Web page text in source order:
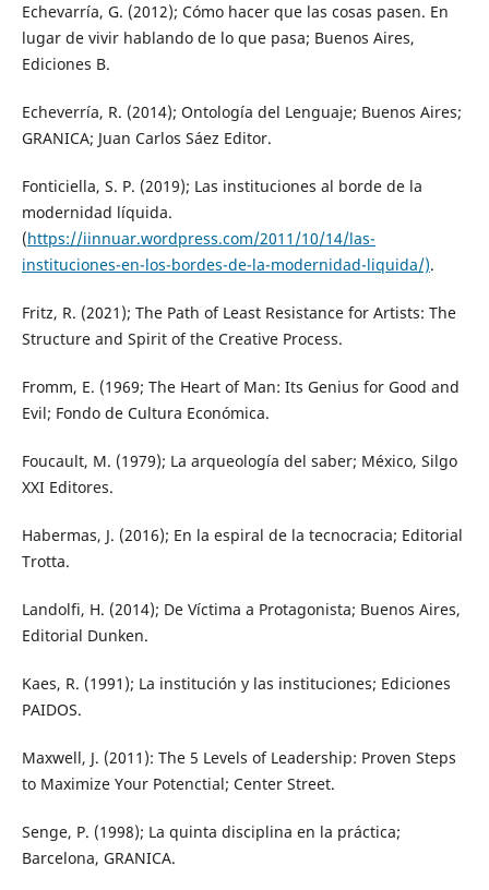
Echevarría, G. (2012); Cómo hacer que las cosas pasen. En
lugar de vivir hablando de lo que pasa; Buenos Aires,
Ediciones B.
Echeverría, R. (2014); Ontología del Lenguaje; Buenos Aires;
GRANICA; Juan Carlos Sáez Editor.
Fonticiella, S. P. (2019); Las instituciones al borde de la
modernidad líquida.
(https://iinnuar.wordpress.com/2011/10/14/las-
instituciones-en-los-bordes-de-la-modernidad-liquida/).
Fritz, R. (2021); The Path of Least Resistance for Artists: The
Structure and Spirit of the Creative Process.
Fromm, E. (1969; The Heart of Man: Its Genius for Good and
Evil; Fondo de Cultura Económica.
Foucault, M. (1979); La arqueología del saber; México, Silgo
XXI Editores.
Habermas, J. (2016); En la espiral de la tecnocracia; Editorial
Trotta.
Landolfi, H. (2014); De Víctima a Protagonista; Buenos Aires,
Editorial Dunken.
Kaes, R. (1991); La institución y las instituciones; Ediciones
PAIDOS.
Maxwell, J. (2011): The 5 Levels of Leadership: Proven Steps
to Maximize Your Potenctial; Center Street.
Senge, P. (1998); La quinta disciplina en la práctica;
Barcelona, GRANICA.